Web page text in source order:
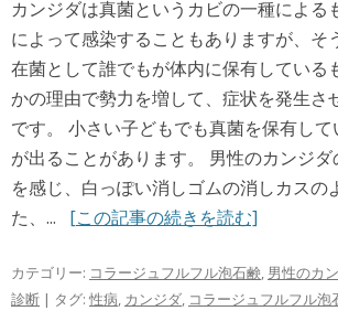
カンジダは真菌というカビの一種による
によって感染することもありますが、そ
在菌として誰でもが体内に保有している
かの理由で勢力を増して、症状を発生さ
です。 小さい子どもでも真菌を保有し
が出ることがあります。 男性のカンジダ
を感じ、白っぽい消しゴムの消しカスの
た、... [この記事の続きを読む]
カテゴリー: コラージュフルフル泡石鹸, 男性のカ
診断 | タグ: 性病, カンジダ, コラージュフルフル泡